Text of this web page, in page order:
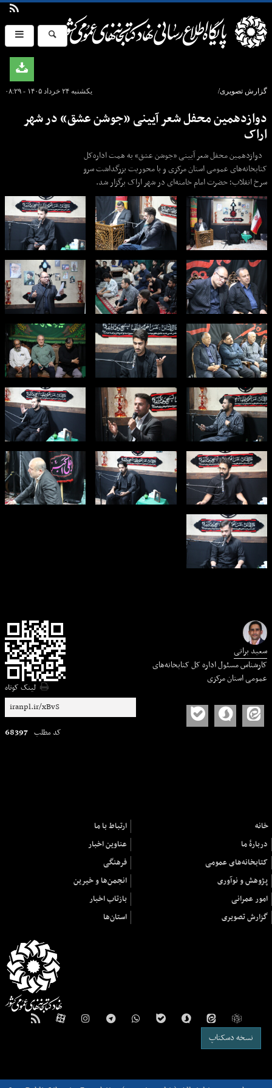
یکشنبه ۲۴ خرداد ۱۴۰۵ - ۰۸:۲۹ گزارش تصویری/
دوازدهمین محفل شعر آیینی «جوشن عشق» در شهر
اراک
دوازدهمین محفل شعر آیینی «جوشن عشق» به همت اداره‌کل
کتابخانه‌های عمومی استان مرکزی و با محوریت بزرگداشت سرو
سرخ انقلاب؛ حضرت امام خامنه‌ای در شهر اراک برگزار شد.
سعید براتی
کارشناس مسئول اداره کل کتابخانه‌های
عمومی استان مرکزی
لینک کوتاه
کد مطلب 68397
خانه
ارتباط با ما
دربارهٔ ما
عناوین اخبار
کتابخانه‌های عمومی
فرهنگی
پژوهش و نوآوری
انجمن‌ها و خیرین
امور عمرانی
بازتاب اخبار
گزارش تصویری
استان‌ها
نسخه دسکتاپ